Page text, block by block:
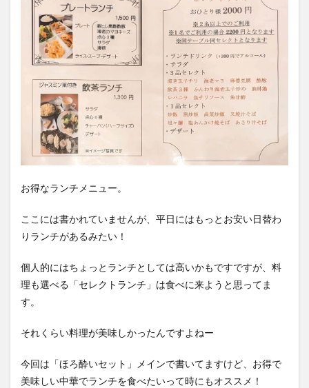
お得なランチメニュー。
ここには書かれていませんが、平日にはもっとお安い日替わ
りランチがあるみたい！
個人的にはちょっとランチとしては高いかもですですが、料
理も選べる「セレクトランチ」は食べに来ようと思ってま
す。
それくらい料理が美味しかったんですよねー
今回は「ほろ酔いセット」メインで書いてますけど、お得で
美味しい中華でランチを食べたいって時にもオススメ！